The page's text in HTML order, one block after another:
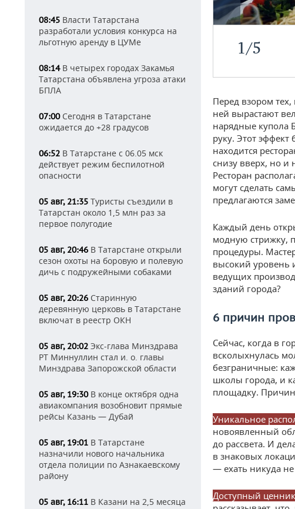
08:45 Власти Татарстана
разработали условия конкурса на
льготную аренду в ЦУМе
08:14В четырех городах Закамья
Татарстана объявлена угроза атаки
БПЛА
07:00Сегодня в Татарстане
ожидается до +28 градусов
06:52 В Татарстане с 06.05 мск
действует режим беспилотной
опасности
05 авг, 21:35 Туристы съездили в
Татарстан около 1,5 млн раз за
первое полугодие
05 авг, 20:46 В Татарстане открыли
сезон охоты на боровую и полевую
дичь с подружейными собаками
05 авг, 20:26 Старинную
деревянную церковь в Татарстане
включат в реестр ОКН
05 авг, 20:02 Экс-глава Минздрава
РТ Миннуллин стал и. о. главы
Минздрава Запорожской области
05 авг, 19:30В конце октября одна
авиакомпания возобновит прямые
рейсы Казань — Дубай
05 авг, 19:01 В Татарстане
назначили нового начальника
отдела полиции по Азнакаевскому
району
05 авг, 16:11 В Казани на 2,5 месяца
1/5
Перед взором тех,
ней вырастают
нарядные купола
руку. Этот эффект
находится
снизу вверх, но
Ресторан
могут сделать
предлагаются
Каждый день
модную стрижку,
процедуры.
высокий уровень
ведущих
зданий города?
6 причин
Сейчас, когда в
всколыхнулась
безграничные:
школы города, и
площадку.
Уникальное
новоявленный
до рассвета. И
в знаковых
— ехать никуда
Доступный